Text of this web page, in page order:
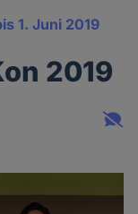
1. Juni 2019
2019